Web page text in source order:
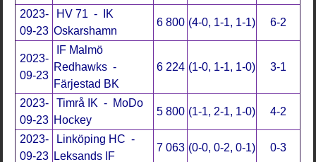
2023-
09-23
HV 71 - IK
Oskarshamn
6 800 (4-0, 1-1, 1-1) 6-2
2023-
09-23
IF Malmö
Redhawks -
Färjestad BK
6 224 (1-0, 1-1, 1-0) 3-1
2023-
09-23
Timrå IK - MoDo
Hockey
5 800 (1-1, 2-1, 1-0) 4-2
2023-
09-23
Linköping HC -
Leksands IF
7 063 (0-0, 0-2, 0-1) 0-3